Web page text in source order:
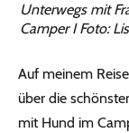
Unterwegs mit
Camper I Foto:
Auf meinem
über die
mit Hund im